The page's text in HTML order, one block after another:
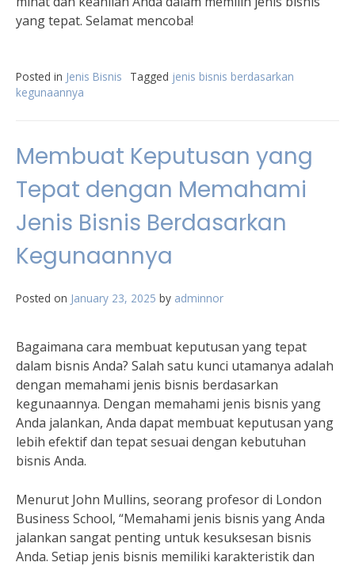
yang tepat. Selamat mencoba!
Posted in Jenis Bisnis Tagged jenis bisnis berdasarkan
kegunaannya
Membuat Keputusan yang
Tepat dengan Memahami
Jenis Bisnis Berdasarkan
Kegunaannya
Posted on January 23, 2025 by adminnor
Bagaimana cara membuat keputusan yang tepat
dalam bisnis Anda? Salah satu kunci utamanya adalah
dengan memahami jenis bisnis berdasarkan
kegunaannya. Dengan memahami jenis bisnis yang
Anda jalankan, Anda dapat membuat keputusan yang
lebih efektif dan tepat sesuai dengan kebutuhan
bisnis Anda.
Menurut John Mullins, seorang profesor di London
Business School, “Memahami jenis bisnis yang Anda
jalankan sangat penting untuk kesuksesan bisnis
Anda. Setiap jenis bisnis memiliki karakteristik dan